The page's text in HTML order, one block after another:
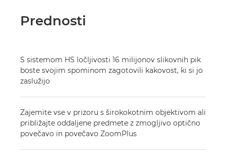
Prednosti
S sistemom HS ločljivosti 16 milijonov slikovnih pik
boste svojim spominom zagotovili kakovost, ki si jo
zaslužijo
Zajemite vse v prizoru s širokokotnim objektivom ali
približajte oddaljene predmete z zmogljivo optično
povečavo in povečavo ZoomPlus